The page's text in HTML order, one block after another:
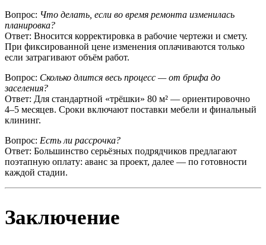
Вопрос: Что делать, если во время ремонта изменилась
планировка?
Ответ: Вносится корректировка в рабочие чертежи и смету.
При фиксированной цене изменения оплачиваются только
если затрагивают объём работ.
Вопрос: Сколько длится весь процесс — от брифа до
заселения?
Ответ: Для стандартной «трёшки» 80 м² — ориентировочно
4–5 месяцев. Сроки включают поставки мебели и финальный
клининг.
Вопрос: Есть ли рассрочка?
Ответ: Большинство серьёзных подрядчиков предлагают
поэтапную оплату: аванс за проект, далее — по готовности
каждой стадии.
Заключение